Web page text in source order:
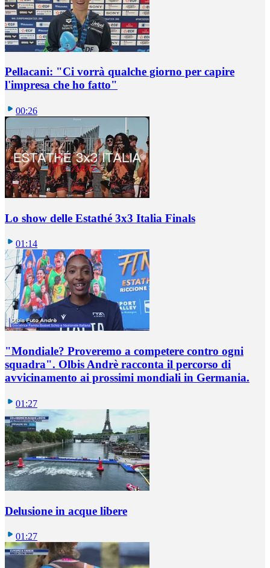
Pellacani: "Ci vorrà qualche giorno per capire
l'impresa che ho fatto"
00:26
Lo show delle Estathé 3x3 Italia Finals
01:14
"Mondiale? Proveremo a competere contro ogni
squadra". Olbis Andrè racconta il percorso di
avvicinamento ai prossimi mondiali in Germania.
01:27
Delusione in acque libere
01:27